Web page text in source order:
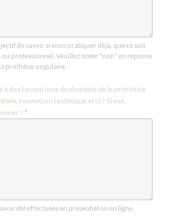
de savoir si vous pratiquer déjà, que ce soit
professionnel. Veuillez noter "non" en réponse
prothésie ongulaire.
à des formations du domaine de la prothésie
formation technique etc) ? Si oui,
? *
été effectuées en présentiel ou en ligne.